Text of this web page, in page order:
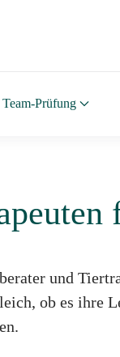
Prüfung
und
ob es ihre